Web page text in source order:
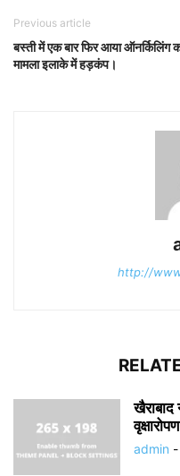
Previous article
बस्ती में एक बार फिर आया ऑनर्किलिंग
मामला इलाके में हड़कंप।
http://
खैराबाद
admin -